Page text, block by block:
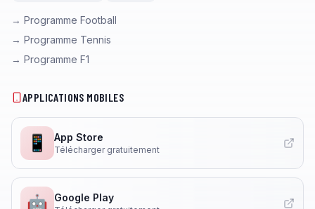
→ Programme Football
→ Programme Tennis
→ Programme F1
APPLICATIONS MOBILES
📱 App Store
Télécharger gratuitement
🤖 Google Play